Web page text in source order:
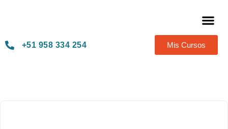
+51 958 334 254 Mis Cursos